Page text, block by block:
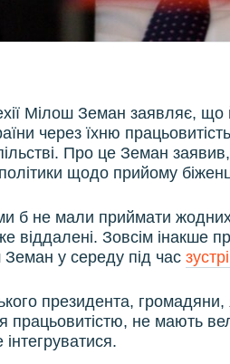
Мілош Земан заявляє, що
через їхню
Про це Земан
щодо прийому
не мали приймати жодних
віддалені. Зовсім інакше
Земан у середу під час
президента, громадяни,
працьовитістю, не мають